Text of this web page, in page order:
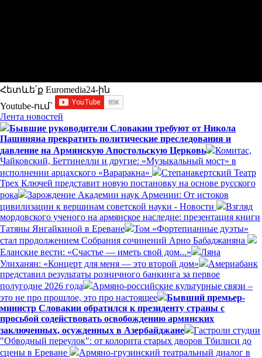
Հետևե՛ք Euromedia24-ին
Youtube-ում`
Лента новостей
Бывшие руководители Словакии требуют от Никола
Пашиняна прекратить политические преследования и
давление на Армянскую Апостольскую Церковь
Комитас,
Чайковский, Беттинелли и другие: «Музыкальный мост» в
исполнении арцахского «Вараракна»
Степанакертский Театр
Трех Ключей представит новую постановку на основе русского
рока
Зарождение Академии наук Армении: От истоков
цивилизации к вершинам советской науки - Новости
Взгляд
мордовского ученого на армянское наследие: презентация книги
Татяны Янгайкиной в Ереване
Том «Фортепианные дуэты»
стал продолжением Собрания сочинений Арно Бабаджаняна
Еланские вести: «Счастье — иметь свой дом...»
Ляна
Улиханян: «Концерт для меня — это второй дом»
Америабанк
представил результаты розничного банкинга за первое
полугодие 2026 года
Армяно-российские культурные связи –
это не про прошлое, это про настоящее
Бывший премьер-
министр Словакии обратился к президенту страны с
просьбой содействовать освобождению армянских
заключенных, осужденных в Азербайджане
Гастроли студии
"Обводный переулок": от колорита старых дворов Тбилиси до
сцены в Ереване
Армяно-грузинский театральный диалог в